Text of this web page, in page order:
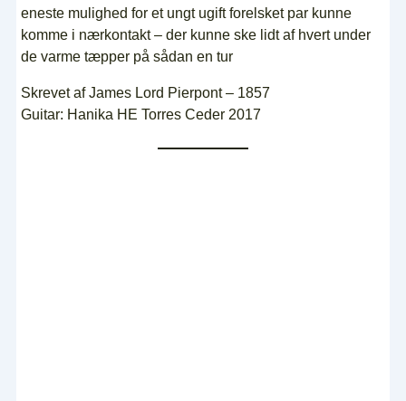
eneste mulighed for et ungt ugift forelsket par kunne
komme i nærkontakt – der kunne ske lidt af hvert under
de varme tæpper på sådan en tur
Skrevet af James Lord Pierpont – 1857
Guitar: Hanika HE Torres Ceder 2017